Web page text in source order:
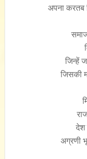
अपना करतब
जिन्हें
जिसकी
देश
अग्रणी